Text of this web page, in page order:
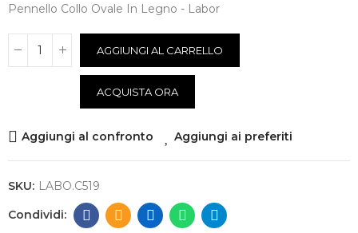
Pennello Collo Ovale In Legno - Labor
AGGIUNGI AL CARRELLO
ACQUISTA ORA
Aggiungi al confronto Aggiungi ai preferiti
SKU: LABO.C519